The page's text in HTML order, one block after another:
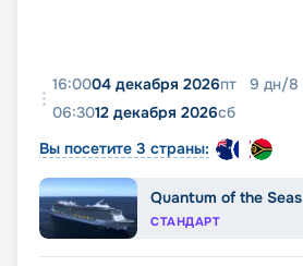
16:0004 декабря 2026пт 9 дн/8
06:3012 декабря 2026сб
Вы посетите 3 страны:
Quantum of the Seas
СТАНДАРТ